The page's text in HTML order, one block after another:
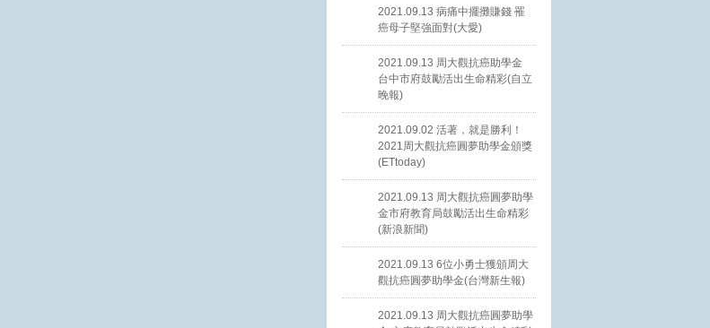
2021.09.13 病痛中擺攤賺錢 罹
癌母子堅強面對(大愛)
2021.09.13 周大觀抗癌助學金
台中市府鼓勵活出生命精彩(自立
晚報)
2021.09.02 活著，就是勝利！
2021周大觀抗癌圓夢助學金頒獎
(ETtoday)
2021.09.13 周大觀抗癌圓夢助學
金市府教育局鼓勵活出生命精彩
(新浪新聞)
2021.09.13 6位小勇士獲頒周大
觀抗癌圓夢助學金(台灣新生報)
2021.09.13 周大觀抗癌圓夢助學